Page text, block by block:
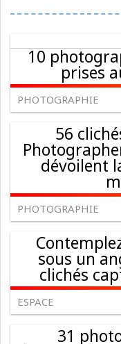
10
prises
PHOTOGRAPHIE
56
dévoilent
PHOTOGRAPHIE
sous un
clichés
ESPACE
31